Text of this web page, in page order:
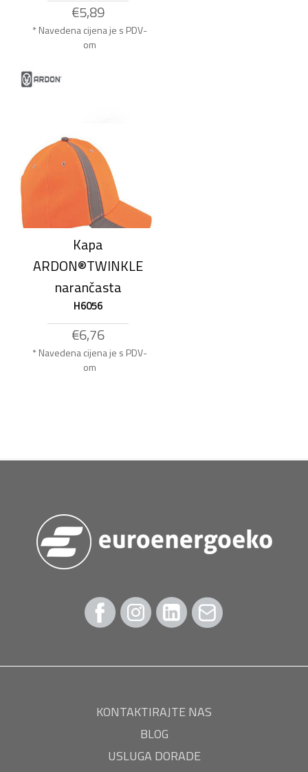
€5,89
* Navedena cijena je s PDV-
om
Kapa
ARDON®TWINKLE
narančasta
H6056
€6,76
* Navedena cijena je s PDV-
om
KONTAKTIRAJTE NAS
BLOG
USLUGA DORADE